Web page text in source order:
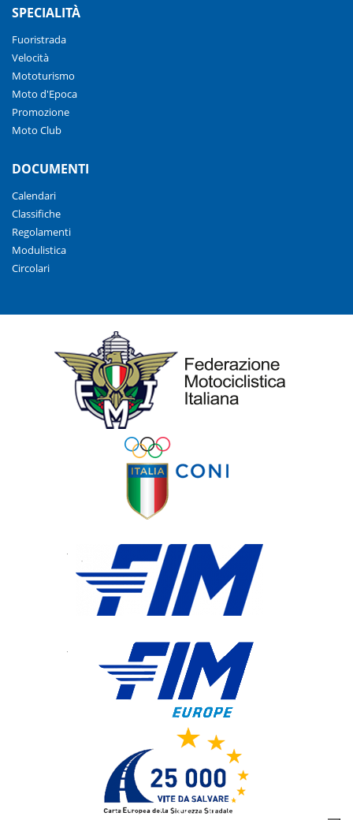
SPECIALITÀ
Fuoristrada
Velocità
Mototurismo
Moto d'Epoca
Promozione
Moto Club
DOCUMENTI
Calendari
Classifiche
Regolamenti
Modulistica
Circolari